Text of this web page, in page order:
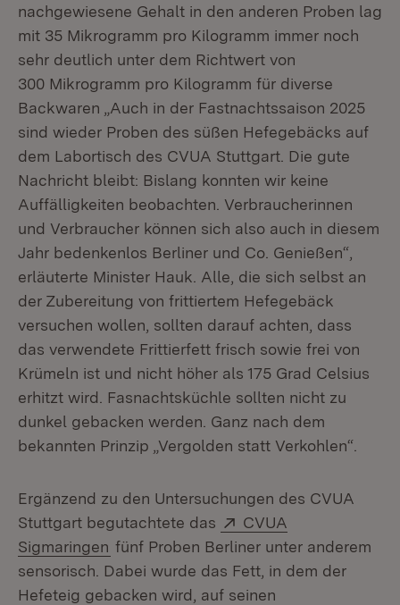
nachgewiesene Gehalt in den anderen Proben lag
mit 35 Mikrogramm pro Kilogramm immer noch
sehr deutlich unter dem Richtwert von
300 Mikrogramm pro Kilogramm für diverse
Backwaren „Auch in der Fastnachtssaison 2025
sind wieder Proben des süßen Hefegebäcks auf
dem Labortisch des CVUA Stuttgart. Die gute
Nachricht bleibt: Bislang konnten wir keine
Auffälligkeiten beobachten. Verbraucherinnen
und Verbraucher können sich also auch in diesem
Jahr bedenkenlos Berliner und Co. Genießen“,
erläuterte Minister Hauk. Alle, die sich selbst an
der Zubereitung von frittiertem Hefegebäck
versuchen wollen, sollten darauf achten, dass
das verwendete Frittierfett frisch sowie frei von
Krümeln ist und nicht höher als 175 Grad Celsius
erhitzt wird. Fasnachtsküchle sollten nicht zu
dunkel gebacken werden. Ganz nach dem
bekannten Prinzip „Vergolden statt Verkohlen“.
Ergänzend zu den Untersuchungen des CVUA
Stuttgart begutachtete das
Extern:
CVUA
Sigmaringen (Öffnet in neuem Fenster)
fünf Proben Berliner unter anderem
sensorisch. Dabei wurde das Fett, in dem der
Hefeteig gebacken wird, auf seinen